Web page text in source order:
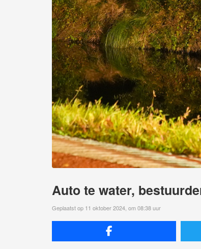
Auto te water,
Geplaatst op 11 oktober 2024, om 08:38 uur